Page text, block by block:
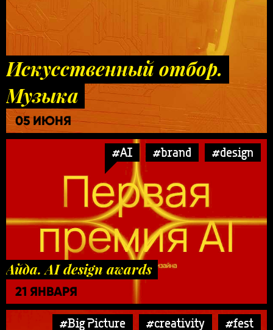
Искусственный отбор.
Музыка
05 ИЮНЯ
#AI #brand #design
Айда. AI design awards
21 ЯНВАРЯ
#Big Picture #creativity
#fest